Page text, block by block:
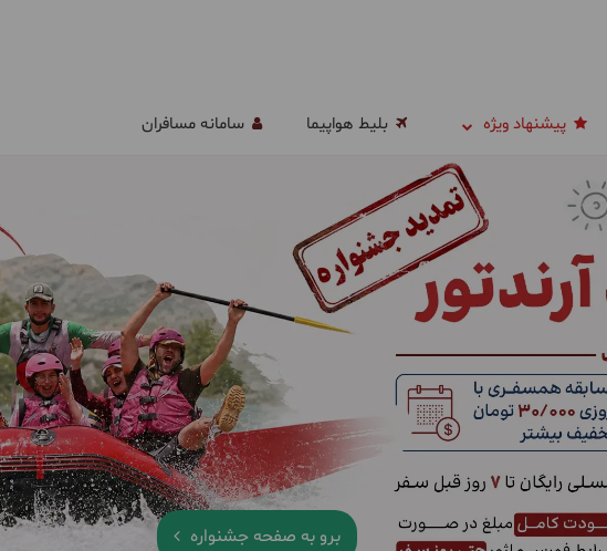
پیشنهاد ویژه بلیط هواپیما سامانه مسافران
برو به صفحه جشنواره